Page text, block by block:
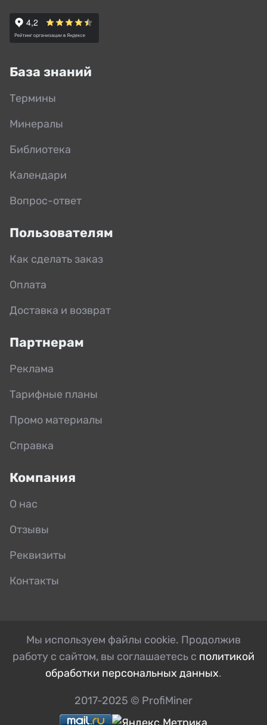
База знаний
Термины
Минералы
Библиотека
Календари
Вопрос-ответ
Пользователям
Как сделать заказ
Оплата
Доставка и возврат
Партнерам
Реклама
Тарифные планы
Промо материалы
Справка
Компания
О нас
Отзывы
Реквизиты
Контакты
Мы используем файлы cookie. Продолжив
работу с сайтом, вы соглашаетесь с политикой
обработки персональных данных.
2017-2025 © ProfiMiner